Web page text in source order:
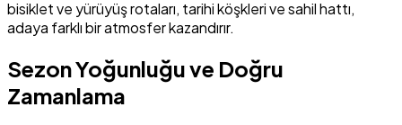
bisiklet ve yürüyüş rotaları, tarihi köşkleri ve sahil hattı,
adaya farklı bir atmosfer kazandırır.
Sezon Yoğunluğu ve Doğru
Zamanlama